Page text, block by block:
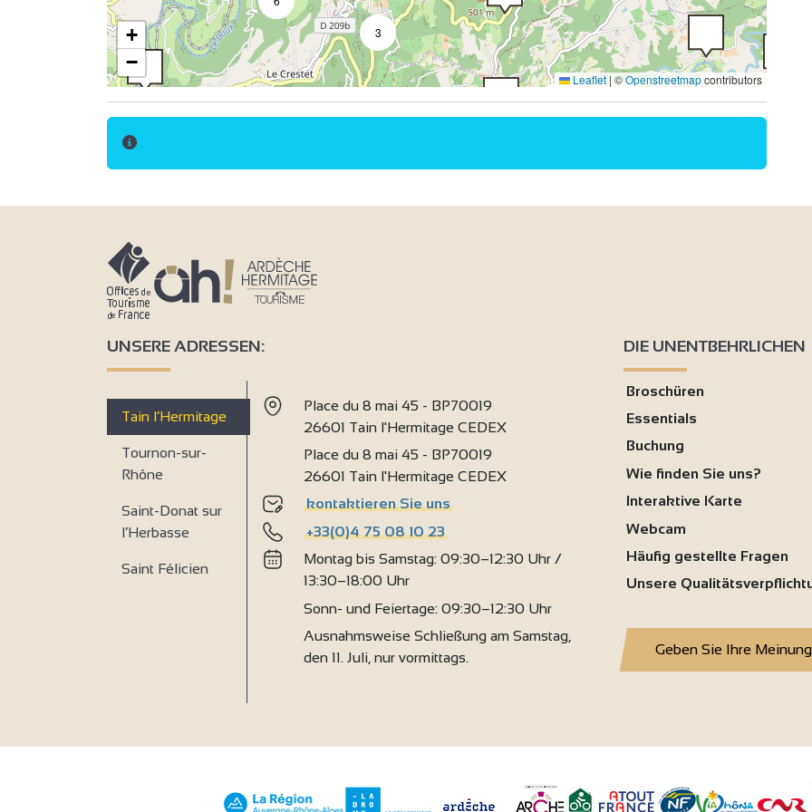
4
3
+
−
Leaflet | ©Openstreetmapcontributors
UNSERE ADRESSEN:
Tain l’Hermitage
Tournon-sur-
Rhône
Saint-Donat sur
l’Herbasse
Saint Félicien
Place du 8 mai 45 - BP70019
26601 Tain l'Hermitage CEDEX
Place du 8 mai 45 - BP70019
26601 Tain l'Hermitage CEDEX
kontaktieren Sie uns
+33(0)4 75 08 10 23
Montag bis Samstag: 09:30–12:30 Uhr /
13:30–18:00 Uhr
Sonn- und Feiertage: 09:30–12:30 Uhr
Ausnahmsweise Schließung am Samstag,
den 11. Juli, nur vormittags.
DIE UNENTBEHRLICHEN
Broschüren
Essentials
Buchung
Wie finden Sie uns?
Interaktive Karte
Webcam
Häufig gestellte Fragen
Unsere
Geben Sie Ihre Meinung